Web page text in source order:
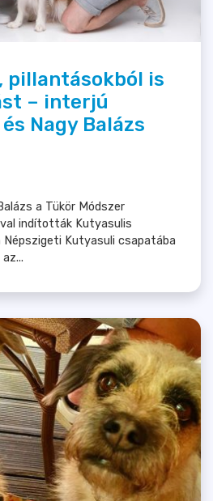
pillantásokból is
– interjú
Nagy Balázs
a Tükör Módszer
indították Kutyasulis
Kutyasuli csapatába